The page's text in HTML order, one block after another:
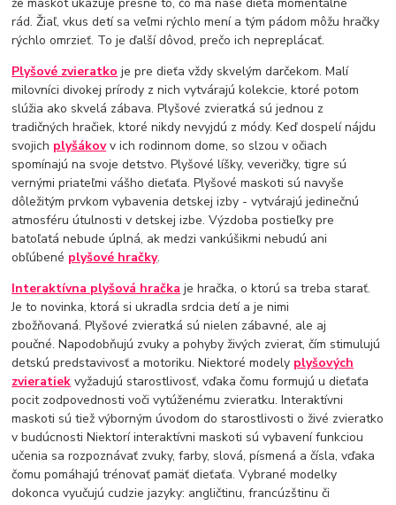
rád. Žiaľ, vkus detí sa veľmi rýchlo mení a tým pádom môžu hračky
rýchlo omrzieť. To je ďalší dôvod, prečo ich nepreplácať.
Plyšové zvieratko je pre dieťa vždy skvelým darčekom. Malí
milovníci divokej prírody z nich vytvárajú kolekcie, ktoré potom
slúžia ako skvelá zábava. Plyšové zvieratká sú jednou z
tradičných hračiek, ktoré nikdy nevyjdú z módy. Keď dospelí nájdu
svojich plyšákovv ich rodinnom dome, so slzou v očiach
spomínajú na svoje detstvo. Plyšové líšky, veveričky, tigre sú
vernými priateľmi vášho dieťaťa. Plyšové maskoti sú navyše
dôležitým prvkom vybavenia detskej izby - vytvárajú jedinečnú
atmosféru útulnosti v detskej izbe. Výzdoba postieľky pre
batoľatá nebude úplná, ak medzi vankúšikmi nebudú ani
obľúbené plyšové hračky.
Interaktívna plyšová hračka je hračka, o ktorú sa treba starať.
Je to novinka, ktorá si ukradla srdcia detí a je nimi
zbožňovaná. Plyšové zvieratká sú nielen zábavné, ale aj
poučné. Napodobňujú zvuky a pohyby živých zvierat, čím stimulujú
detskú predstavivosť a motoriku. Niektoré modely plyšových
zvieratiek vyžadujú starostlivosť, vďaka čomu formujú u dieťaťa
pocit zodpovednosti voči vytúženému zvieratku. Interaktívni
maskoti sú tiež výborným úvodom do starostlivosti o živé zvieratko
v budúcnosti Niektorí interaktívni maskoti sú vybavení funkciou
učenia sa rozpoznávať zvuky, farby, slová, písmená a čísla, vďaka
čomu pomáhajú trénovať pamäť dieťaťa. Vybrané modelky
dokonca vyučujú cudzie jazyky: angličtinu, francúzštinu či